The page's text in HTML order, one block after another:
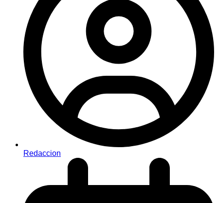
Redaccion